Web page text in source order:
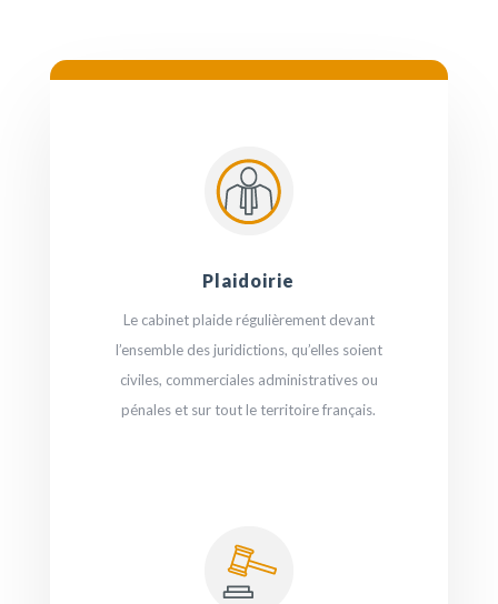
Plaidoirie
Le cabinet plaide régulièrement devant
l’ensemble des juridictions, qu’elles soient
civiles, commerciales administratives ou
pénales et sur tout le territoire français.